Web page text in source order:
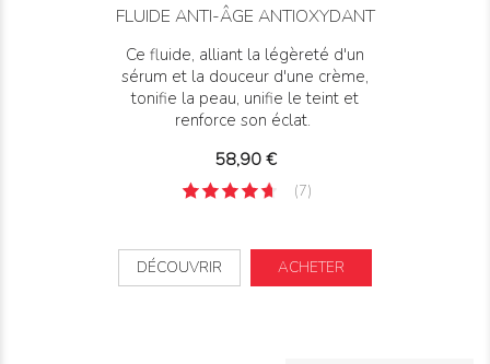
FLUIDE ANTI-ÂGE ANTIOXYDANT
Ce fluide, alliant la légèreté d'un
sérum et la douceur d'une crème,
tonifie la peau, unifie le teint et
renforce son éclat.
Prix
58,90 €
(7)
DÉCOUVRIR ACHETER